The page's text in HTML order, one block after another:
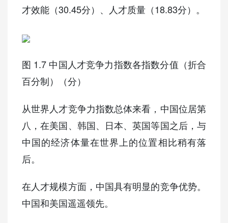
才效能（30.45分）、人才质量（18.83分）。
图 1.7 中国人才竞争力指数各指数分值（折合
百分制）（分）
从世界人才竞争力指数总体来看，中国位居第
八，在美国、韩国、日本、英国等国之后，与
中国的经济体量在世界上的位置相比稍有落
后。
在人才规模方面，中国具有明显的竞争优势。
中国和美国遥遥领先。